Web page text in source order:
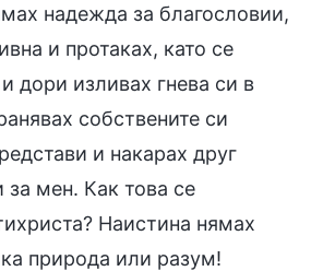
надежда за благословии,
и протаках, като се
дори изливах гнева си в
собствените си
и накарах друг
за мен. Как това се
Наистина нямах
природа или разум!